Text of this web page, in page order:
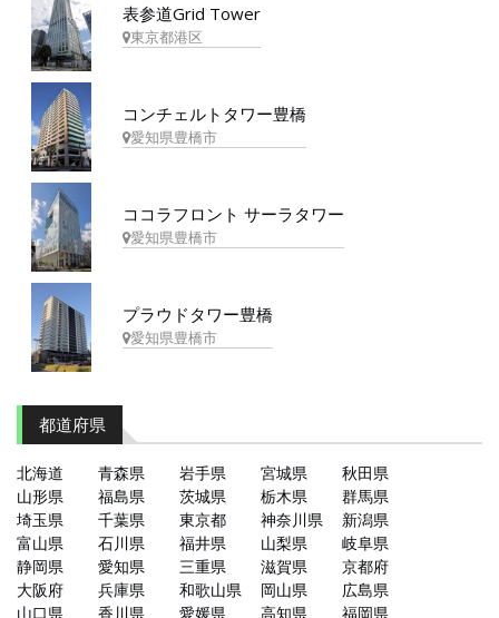
表参道Grid Tower
東京都港区
コンチェルトタワー豊橋
愛知県豊橋市
ココラフロント サーラタワー
愛知県豊橋市
プラウドタワー豊橋
愛知県豊橋市
都道府県
北海道 青森県 岩手県 宮城県
秋田県
山形県
福島県 茨城県 栃木県
群馬県
埼玉県
千葉県 東京都 神奈川県
新潟県
富山県
石川県 福井県 山梨県
岐阜県
静岡県
愛知県 三重県 滋賀県
京都府
大阪府
兵庫県 和歌山県 岡山県
広島県
山口県
香川県 愛媛県 高知県
福岡県